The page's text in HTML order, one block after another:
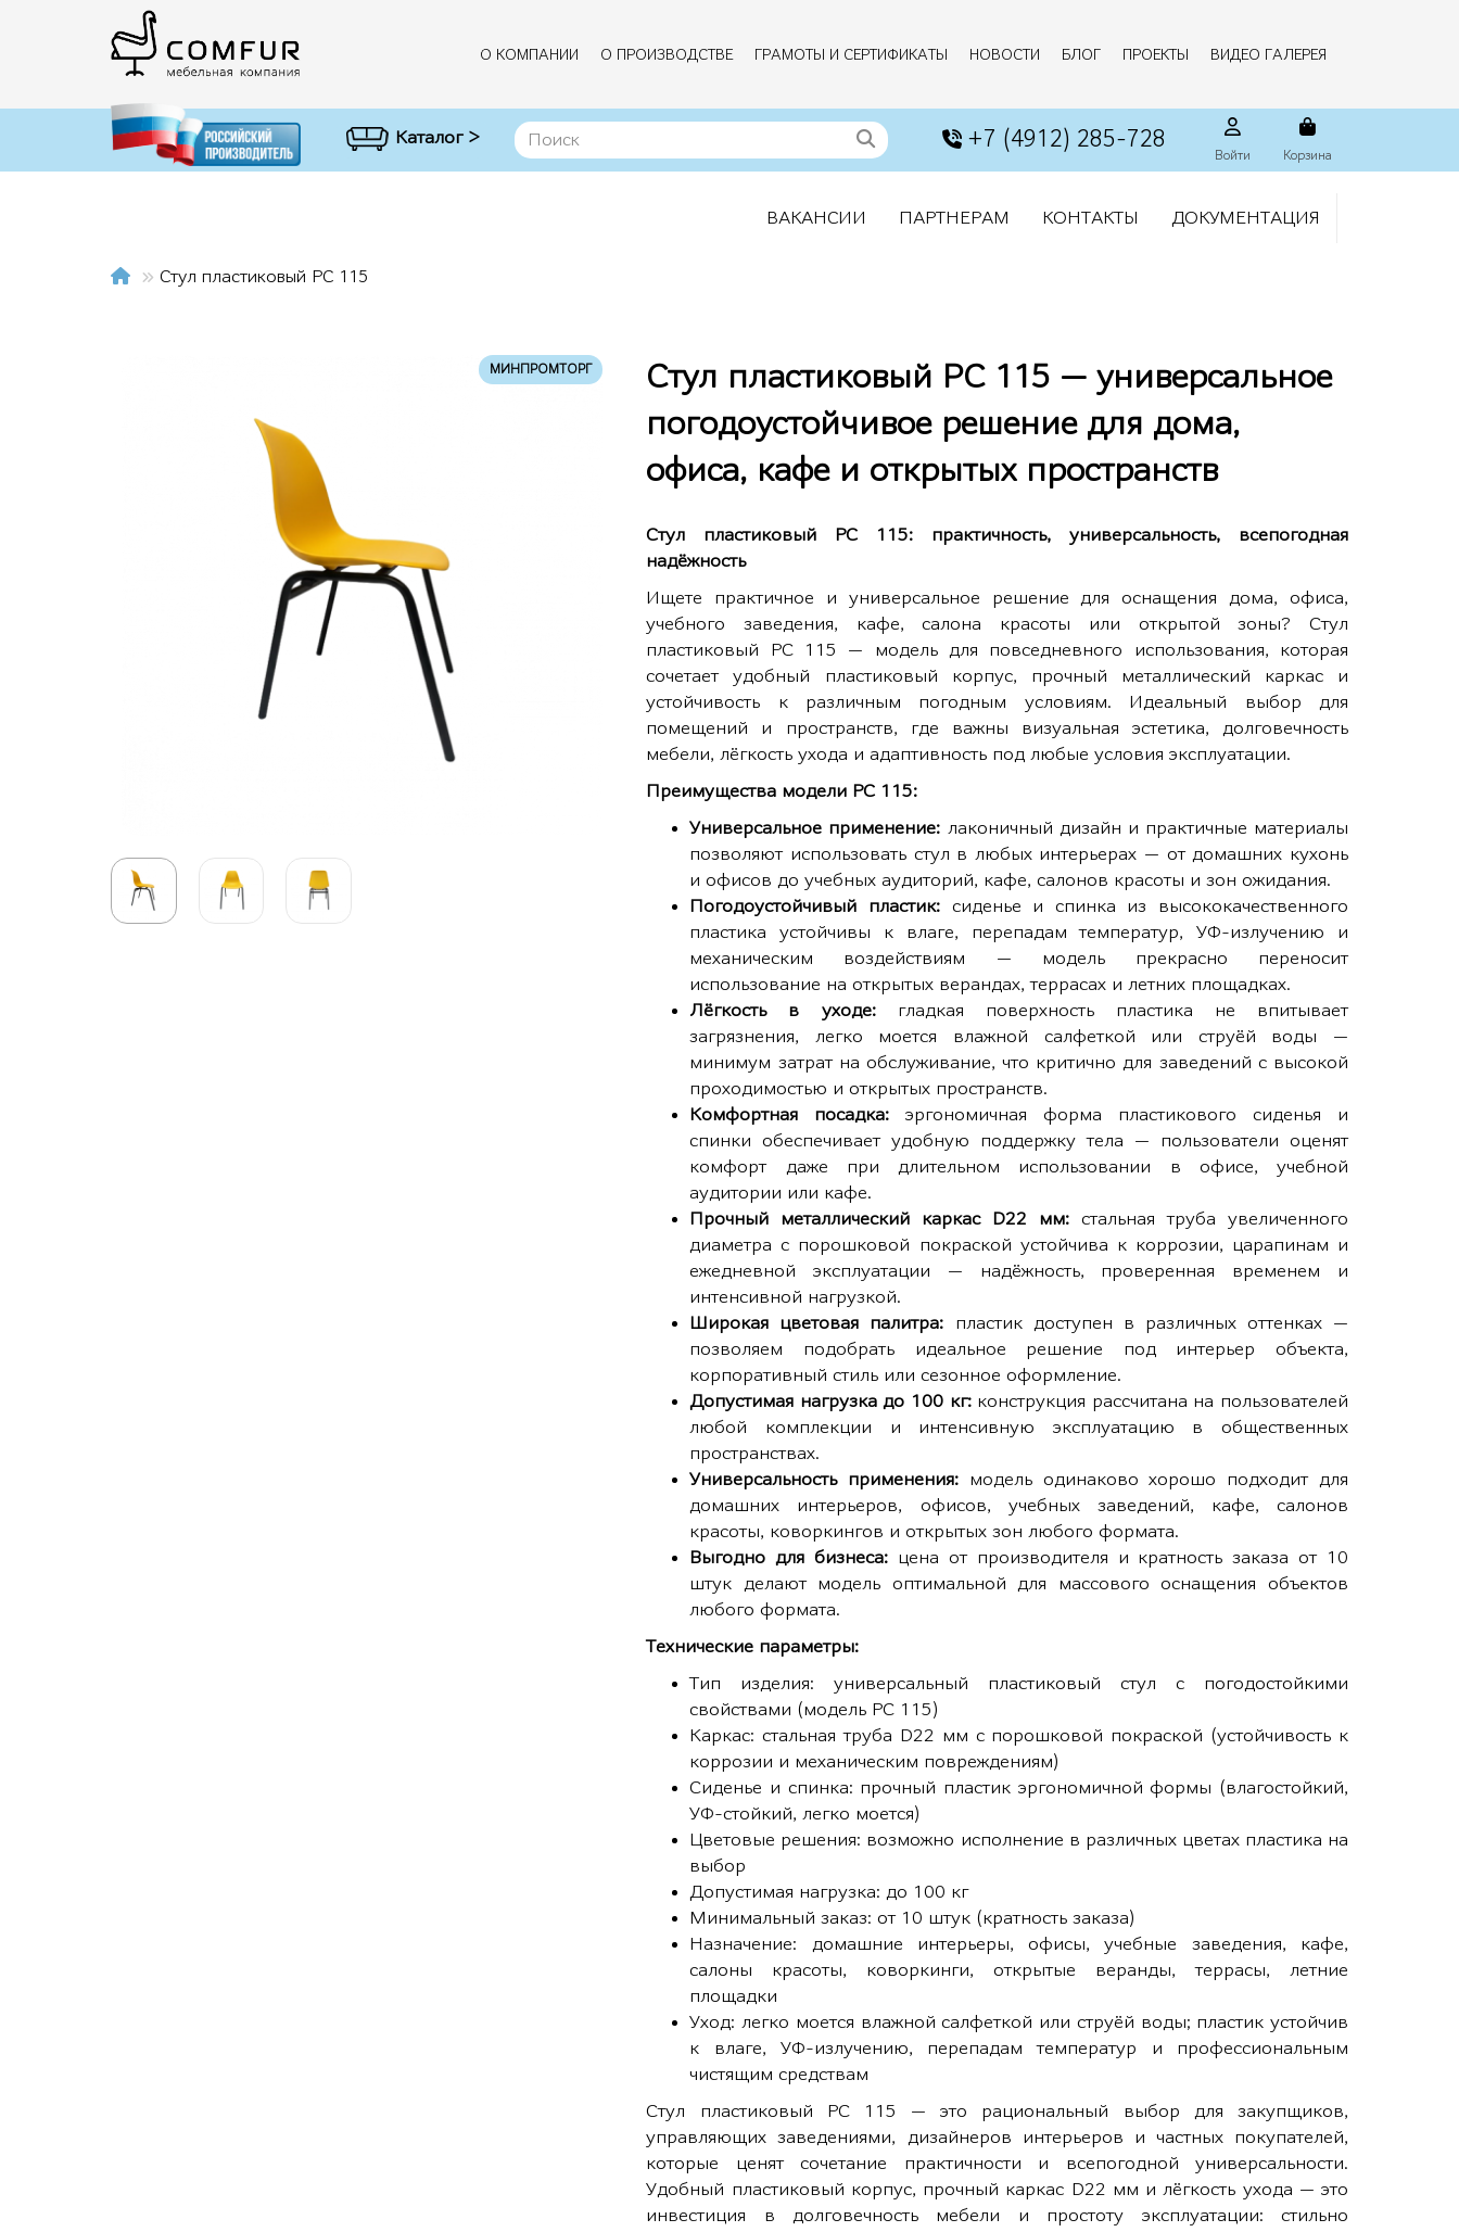
О КОМПАНИИ О ПРОИЗВОДСТВЕ ГРАМОТЫ И СЕРТИФИКАТЫ НОВОСТИ БЛОГ ПРОЕКТЫ ВИДЕО ГАЛЕРЕЯ
Каталог > +7 (4912) 285-728
Войти Корзина
ВАКАНСИИ ПАРТНЕРАМ КОНТАКТЫ ДОКУМЕНТАЦИЯ
Стул пластиковый РС 115
МИНПРОМТОРГ
Стул пластиковый РС 115 — универсальное
погодоустойчивое решение для дома,
офиса, кафе и открытых пространств
Стул пластиковый РС 115: практичность, универсальность, всепогодная
надёжность
Ищете практичное и универсальное решение для оснащения дома, офиса,
учебного заведения, кафе, салона красоты или открытой зоны? Стул
пластиковый РС 115 — модель для повседневного использования, которая
сочетает удобный пластиковый корпус, прочный металлический каркас и
устойчивость к различным погодным условиям. Идеальный выбор для
помещений и пространств, где важны визуальная эстетика, долговечность
мебели, лёгкость ухода и адаптивность под любые условия эксплуатации.
Преимущества модели РС 115:
Универсальное применение: лаконичный дизайн и практичные материалы
позволяют использовать стул в любых интерьерах — от домашних кухонь
и офисов до учебных аудиторий, кафе, салонов красоты и зон ожидания.
Погодоустойчивый пластик: сиденье и спинка из высококачественного
пластика устойчивы к влаге, перепадам температур, УФ-излучению и
механическим воздействиям — модель прекрасно переносит
использование на открытых верандах, террасах и летних площадках.
Лёгкость в уходе:гладкая поверхность пластика не впитывает
загрязнения, легко моется влажной салфеткой или струёй воды —
минимум затрат на обслуживание, что критично для заведений с высокой
проходимостью и открытых пространств.
Комфортная посадка:эргономичная форма пластикового сиденья и
спинки обеспечивает удобную поддержку тела — пользователи оценят
комфорт даже при длительном использовании в офисе, учебной
аудитории или кафе.
Прочный металлический каркас D22 мм:стальная труба увеличенного
диаметра с порошковой покраской устойчива к коррозии, царапинам и
ежедневной эксплуатации — надёжность, проверенная временем и
интенсивной нагрузкой.
Широкая цветовая палитра: пластик доступен в различных оттенках —
позволяем подобрать идеальное решение под интерьер объекта,
корпоративный стиль или сезонное оформление.
Допустимая нагрузка до 100 кг:конструкция рассчитана на пользователей
любой комплекции и интенсивную эксплуатацию в общественных
пространствах.
Универсальность применения: модель одинаково хорошо подходит для
домашних интерьеров, офисов, учебных заведений, кафе, салонов
красоты, коворкингов и открытых зон любого формата.
Выгодно для бизнеса: цена от производителя и кратность заказа от 10
штук делают модель оптимальной для массового оснащения объектов
любого формата.
Технические параметры:
Тип изделия: универсальный пластиковый стул с погодостойкими
свойствами (модель РС 115)
Каркас: стальная труба D22 мм с порошковой покраской (устойчивость к
коррозии и механическим повреждениям)
Сиденье и спинка: прочный пластик эргономичной формы (влагостойкий,
УФ-стойкий, легко моется)
Цветовые решения: возможно исполнение в различных цветах пластика на
выбор
Допустимая нагрузка: до 100 кг
Минимальный заказ: от 10 штук (кратность заказа)
Назначение: домашние интерьеры, офисы, учебные заведения, кафе,
салоны красоты, коворкинги, открытые веранды, террасы, летние
площадки
Уход: легко моется влажной салфеткой или струёй воды; пластик устойчив
к влаге, УФ-излучению, перепадам температур и профессиональным
чистящим средствам
Стул пластиковый РС 115 — это рациональный выбор для закупщиков,
управляющих заведениями, дизайнеров интерьеров и частных покупателей,
которые ценят сочетание практичности и всепогодной универсальности.
Удобный пластиковый корпус, прочный каркас D22 мм и лёгкость ухода — это
инвестиция в долговечность мебели и простоту эксплуатации: стильно